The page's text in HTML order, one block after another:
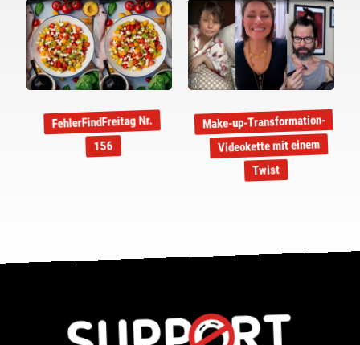
FehlerFindFreitag Nr.
156
Make-up-Transformation-
Videokette mit einem
Twist